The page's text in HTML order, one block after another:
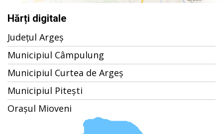
Hărți digitale
Județul Argeș
Municipiul Câmpulung
Municipiul Curtea de Argeș
Municipiul Pitești
Orașul Mioveni